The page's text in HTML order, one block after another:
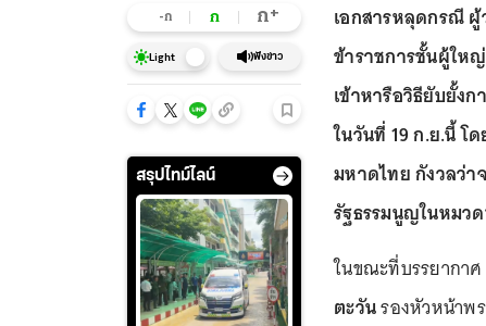
-ก ก ก+
Light ฟังข่าว
สรุปไทม์ไลน์
เอกสารหลุดกรณี
ข้าราชการชั้นผู้ให
เข้าหารือวิธียับยั้ง
ในวันที่ 19 ก.ย.นี้ โ
มหาดไทย กังวลว่า
รัฐธรรมนูญในหมว
ในขณะที่บรรยากา
ตะวันรองหัวหน้าพ